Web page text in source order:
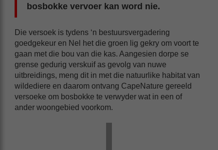
bosbokke vervoer kan word nie.
Die versoek is tydens ‘n bestuursvergadering
goedgekeur en Nel het die groen lig gekry om voort te
gaan met die bou van die kas. Aangesien dorpe se
grense gedurig verskuif as gevolg van nuwe
uitbreidings, meng dit in met die natuurlike habitat van
wildediere en daarom ontvang CapeNature gereeld
versoeke om bosbokke te verwyder wat in een of
ander woongebied voorkom.